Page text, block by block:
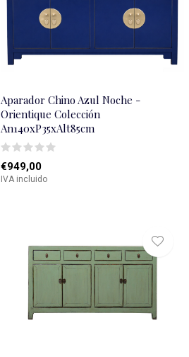
Aparador Chino Azul Noche -
Orientique Colección
An140xP35xAlt85cm
€949,00
IVA incluido